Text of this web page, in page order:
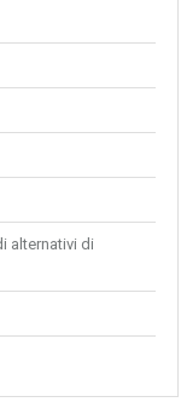
alternativi di